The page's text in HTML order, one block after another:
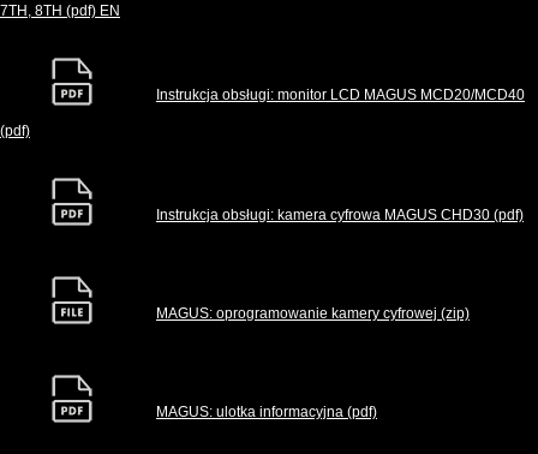
7TH, 8TH (pdf) EN
Instrukcja obsługi: monitor LCD MAGUS MCD20/MCD40
(pdf)
Instrukcja obsługi: kamera cyfrowa MAGUS CHD30 (pdf)
MAGUS: oprogramowanie kamery cyfrowej (zip)
MAGUS: ulotka informacyjna (pdf)